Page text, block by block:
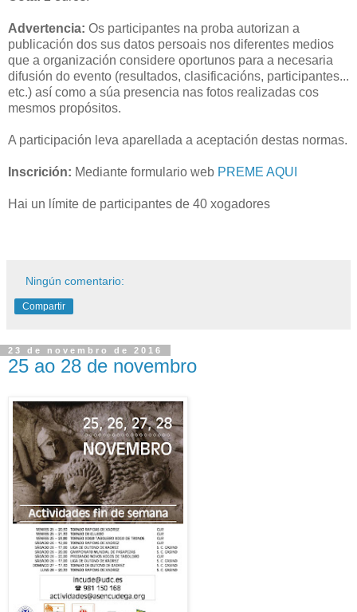
Advertencia: Os participantes na proba autorizan a
publicación dos sus datos persoais nos diferentes medios
que a organización considere oportunos para a necesaria
difusión do evento (resultados, clasificacións, participantes...
etc.) así como a súa presencia nas fotos realizadas cos
mesmos propósitos.
A participación leva aparellada a aceptación destas normas.
Inscrición: Mediante formulario web PREME AQUI
Hai un límite de participantes de 40 xogadores
Ningún comentario:
Compartir
23 de novembro de 2016
25 ao 28 de novembro